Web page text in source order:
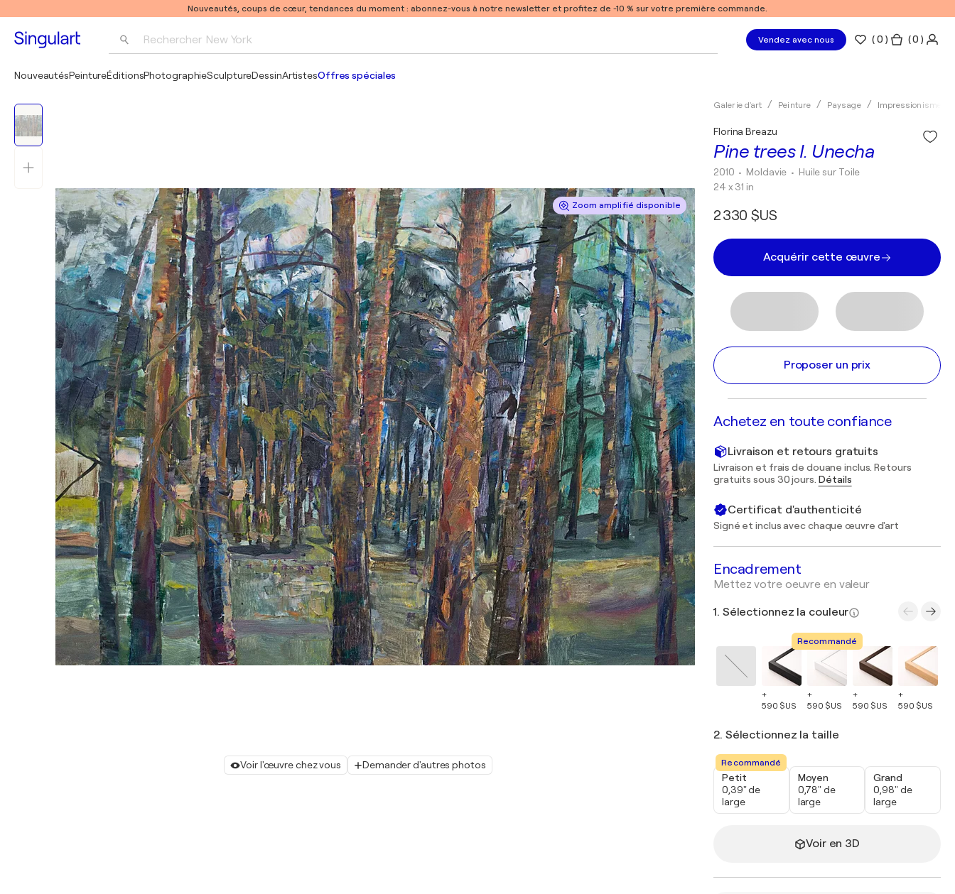
Nouveautés, coups de cœur, tendances du moment : abonnez-vous à notre newsletter et profitez de -10 % sur votre première commande.
Rechercher New York Vendez avec nous (0 ) ( 0 )
NouveautésPeintureÉditionsPhotographieSculptureDessinArtistesOffres spéciales
Zoom amplifié disponible
Voir l'œuvre chez vous Demander d'autres photos
Galerie d'art Peinture Paysage Impressionisme
Pine trees I. Unecha
Florina Breazu
2010 • Moldavie • Huile sur Toile
24 x 31 in
2 330 $US
Acquérir cette œuvre
Proposer un prix
Achetez en toute confiance
Livraison et retours gratuits
Livraison et frais de douane inclus. Retours
gratuits sous 30 jours. Détails
Certificat d'authenticité
Signé et inclus avec chaque œuvre d'art
Encadrement
Mettez votre oeuvre en valeur
1. Sélectionnez la couleur
+
590 $US
Recommandé
+
590 $US
+
590 $US
+
590 $US
2. Sélectionnez la taille
Recommandé
Petit
0,39" de
large
Moyen
0,78" de
large
Grand
0,98" de
large
Voir en 3D